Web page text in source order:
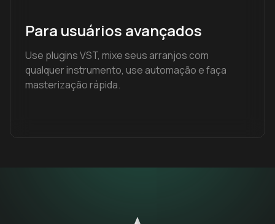
Para usuários avançados
Use plugins VST, mixe seus arranjos com
qualquer instrumento, use automação e faça
masterização rápida.